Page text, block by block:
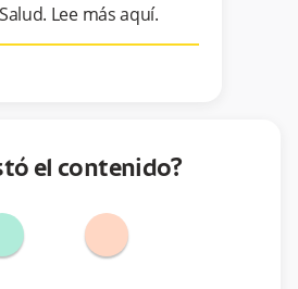
Lee más aquí.
el contenido?